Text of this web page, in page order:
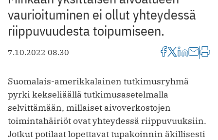
vaurioituminen ei ollut yhteydessä
riippuvuudesta toipumiseen.
7.10.2022 08.30
Suomalais-amerikkalainen tutkimusryhmä
pyrki kekseliäällä tutkimusasetelmalla
selvittämään, millaiset aivoverkostojen
toimintahäiriöt ovat yhteydessä riippuvuuksiin.
Jotkut potilaat lopettavat tupakoinnin äkillisesti